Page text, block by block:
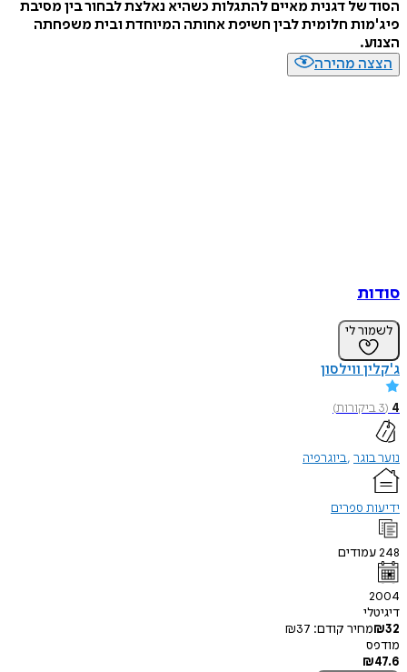
הסוד של דגנית מאיים להתגלות כשהיא נאלצת לבחור בין מסיבת
פיג'מות חלומית לבין חשיפת אחותה המיוחדת ובית משפחתה
הצנוע.
הצצה מהירה
סודות
לשמור לי
ג'קלין ווילסון
4
(
3ביקורות)
נוער בוגר ביוגרפיה
ידיעות ספרים
248עמודים
2004
דיגיטלי
₪32 מחיר קודם: ₪37
מודפס
₪47.6